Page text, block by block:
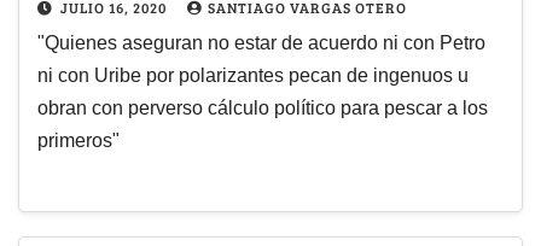
JULIO 16, 2020 SANTIAGO VARGAS OTERO
"Quienes aseguran no estar de acuerdo ni con Petro
ni con Uribe por polarizantes pecan de ingenuos u
obran con perverso cálculo político para pescar a los
primeros"